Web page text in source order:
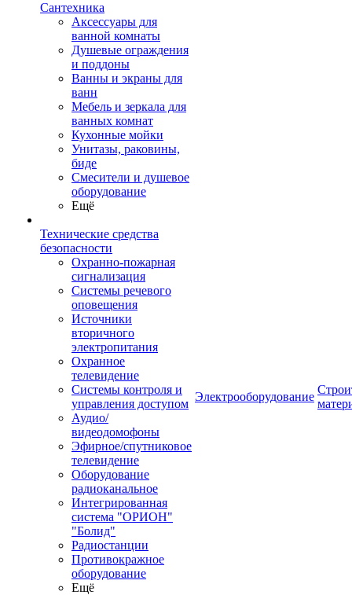
Сантехника
Аксессуары для
ванной комнаты
Душевые ограждения
и поддоны
Ванны и экраны для
ванн
Мебель и зеркала для
ванных комнат
Кухонные мойки
Унитазы, раковины,
биде
Смесители и душевое
оборудование
Ещё
Технические средства
безопасности
Охранно-пожарная
сигнализация
Системы речевого
оповещения
Источники
вторичного
электропитания
Охранное
телевидение
Системы контроля и
управления доступом
Аудио/
видеодомофоны
Эфирное/спутниковое
телевидение
Оборудование
радиоканальное
Интегрированная
система "ОРИОН"
"Болид"
Радиостанции
Противокражное
оборудование
Ещё
Электрооборудование